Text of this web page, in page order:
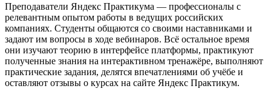
Преподаватели Яндекс Практикума — профессионалы с
релевантным опытом работы в ведущих российских
компаниях. Студенты общаются со своими наставниками и
задают им вопросы в ходе вебинаров. Всё остальное время
они изучают теорию в интерфейсе платформы, практикуют
полученные знания на интерактивном тренажёре, выполняют
практические задания, делятся впечатлениями об учёбе и
оставляют отзывы о курсах на сайте Яндекс Практикум.